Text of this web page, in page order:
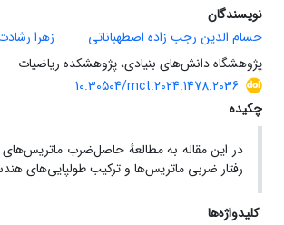
نویسندگان
حسام الدین رجب زاده اصطهباناتی
زهرا
پژوهشگاه دانش‌های بنیادی،‌ پژوهشکده ریاضیات
10.30504/mct.2024.1478.2036
چکیده
در این مقاله به مطالعهٔ حاصل‌ضرب ماتریس‌های
رفتار ضربی ماتریس‌ها و ترکیب طولپایی‌های
کلیدواژه‌ها